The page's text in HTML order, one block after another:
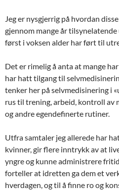
Jeg er nysgjerrig på hvordan
gjennom mange år
først i voksen alder har ført til
Det er rimelig å anta at mange
har hatt tilgang til
tenker her på selvmedisinering i
rus til trening, arbeid, kontroll av
og andre egendefinerte rutiner.
Utfra samtaler jeg allerede har
kvinner, gir flere inntrykk av at
yngre og kunne administrere
forteller at idretten ga dem et
hverdagen, og til å finne ro og